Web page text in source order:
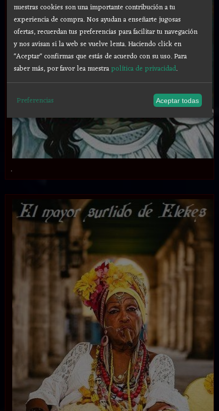
.
nuestras cookies son una importante contribución a tu
experiencia de compra. Nos ayudan a enseñarte jugosas
ofertas, recuerdan tus preferencias para facilitar tu navegación
y nos avisan si la web se vuelve lenta. Haciendo click en
"Aceptar" confirmas que estás de acuerdo con su uso.Para
saber más, por favor lea nuestrapolítica de privacidad.
Preferencias Aceptar todas